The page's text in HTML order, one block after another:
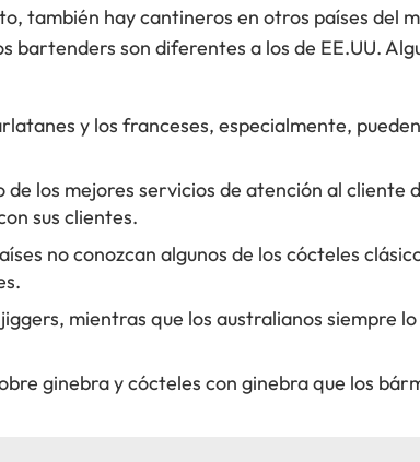
también hay cantineros en otros países del
bartenders son diferentes a los de EE.UU.
y los franceses, especialmente, pueden
los mejores servicios de atención al cliente
sus clientes.
no conozcan algunos de los cócteles
mientras que los australianos siempre lo
ginebra y cócteles con ginebra que los